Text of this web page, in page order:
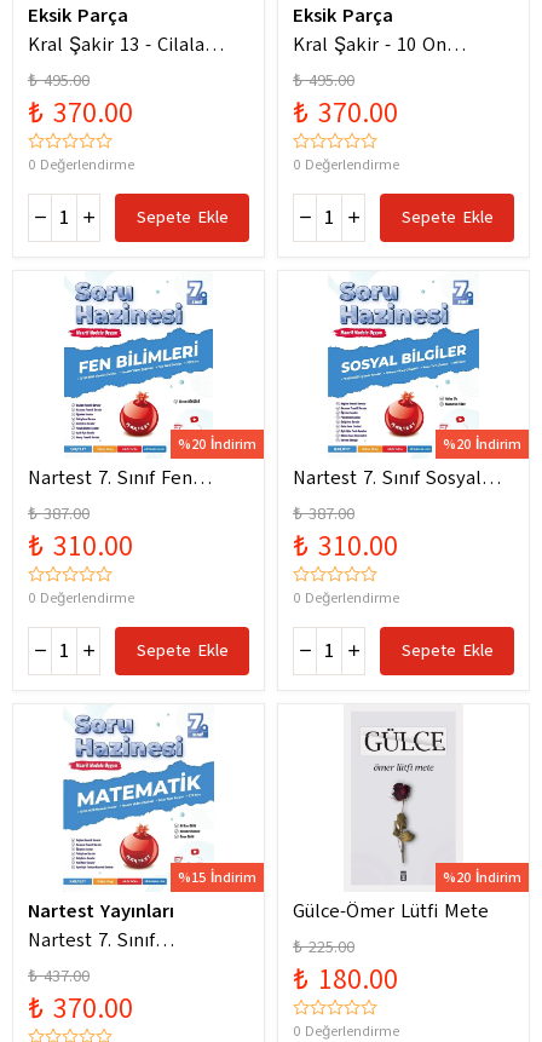
Eksik Parça
Kral Şakir 13 - Cilala
Parlat Bir Dürüm Patlat!
₺ 495.00
₺ 370.00
0 Değerlendirme
Sepete Ekle
Eksik Parça
Kral Şakir - 10 On
Numara Macera Ciltli
₺ 495.00
₺ 370.00
0 Değerlendirme
Sepete Ekle
%20 İndirim
Nartest 7. Sınıf Fen
Bilimleri Soru Hazinesi
Yeni Maarif Modele
Uygun
₺ 387.00
₺ 310.00
0 Değerlendirme
Sepete Ekle
%20 İndirim
Nartest 7. Sınıf Sosyal
Bilgiler Soru Hazinesi
Yeni Maarif Modele
Uygun
₺ 387.00
₺ 310.00
0 Değerlendirme
Sepete Ekle
%15 İndirim
Nartest Yayınları
Nartest 7. Sınıf
Matematik Soru Hazinesi
₺ 437.00
₺ 370.00
%20 İndirim
Gülce-Ömer Lütfi Mete
₺ 225.00
₺ 180.00
0 Değerlendirme